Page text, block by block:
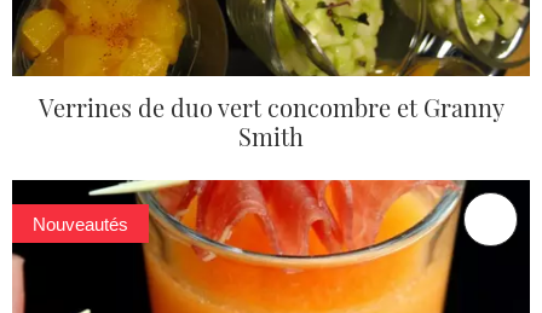
Verrines de duo vert concombre et Granny
Smith
Nouveautés